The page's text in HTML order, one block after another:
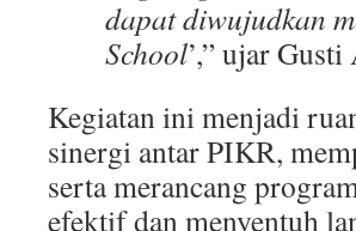
dapat diwujudkan
School’,”ujar Gusti
Kegiatan ini menjadi
sinergi antar PIKR,
serta merancang
efektif dan menyentuh